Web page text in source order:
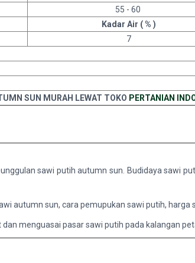
55 - 60
Kadar Air ( % )
7
SUN MURAH LEWAT TOKO PERTANIAN
sawi putih autumn sun. Budidaya sawi
autumn sun, cara pemupukan sawi putih, harga
menguasai pasar sawi putih pada kalangan